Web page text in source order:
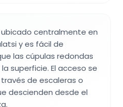
centralmente en
y es fácil de
las cúpulas redondas
superficie. El acceso se
de escaleras o
descienden desde el